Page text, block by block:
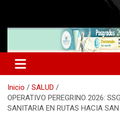
Inicio
SALUD
OPERATIVO PEREGRINO 2026:
SANITARIA EN RUTAS HACIA